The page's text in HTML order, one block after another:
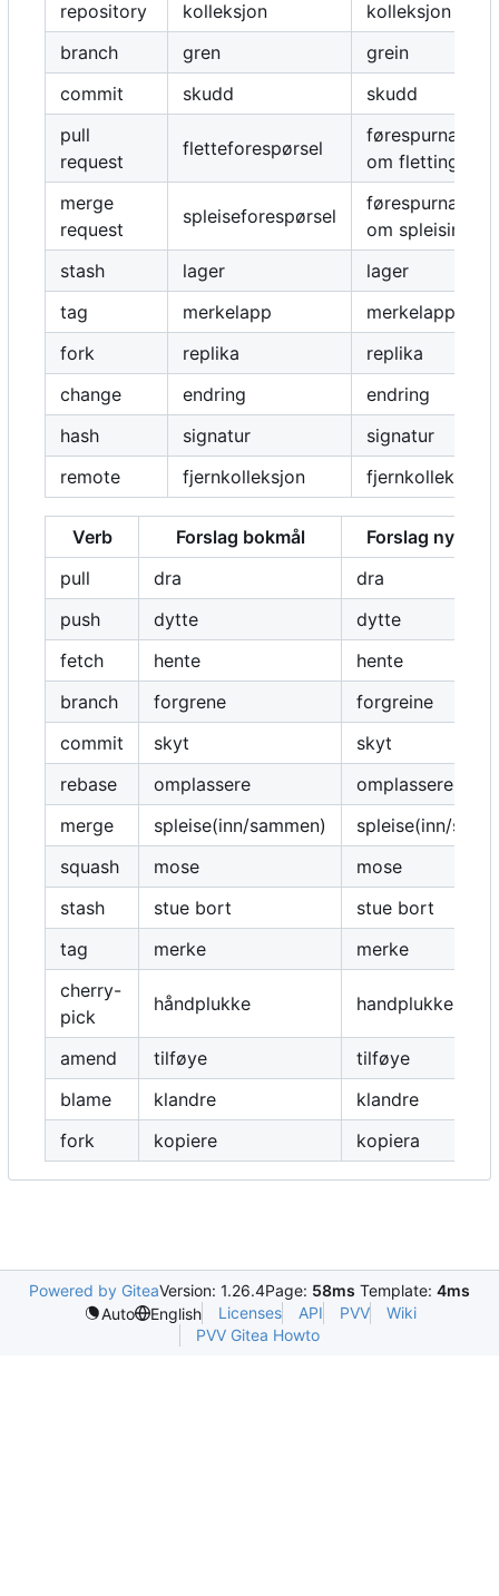
repository
kolleksjon
kolleksjon
branch
gren
grein
commit
skudd
skudd
pull
request
fletteforespørsel
førespurnad
om fletting
merge
request
spleiseforespørsel
førespurnad
om spleising
stash
lager
lager
tag
merkelapp
merkelapp
fork
replika
replika
change
endring
endring
hash
signatur
signatur
remote
fjernkolleksjon fjernkolleksjon
Verb Forslag bokmål
Forslag
pull
dra
dra
push
dytte
dytte
fetch
hente
hente
branch
forgrene
forgreine
commit
skyt
skyt
rebase
omplassere
omplassere
merge
spleise(inn/sammen)
spleise(inn/
squash
mose
mose
stash
stue bort
stue bort
tag
merke
merke
cherry-
pick
håndplukke handplukke
amend tilføye
tilføye
blame
klandre
klandre
fork
kopiere kopiera
Powered by GiteaVersion: 1.26.4Page: 58ms Template: 4ms
Auto
English Licenses API PVV
Wiki
PVV Gitea Howto